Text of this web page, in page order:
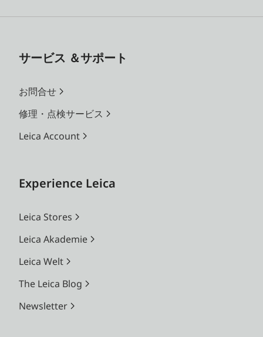
サービス ＆サポート
お問合せ
修理・点検サービス
Leica Account
Experience Leica
Leica Stores
Leica Akademie
Leica Welt
The Leica Blog
Newsletter